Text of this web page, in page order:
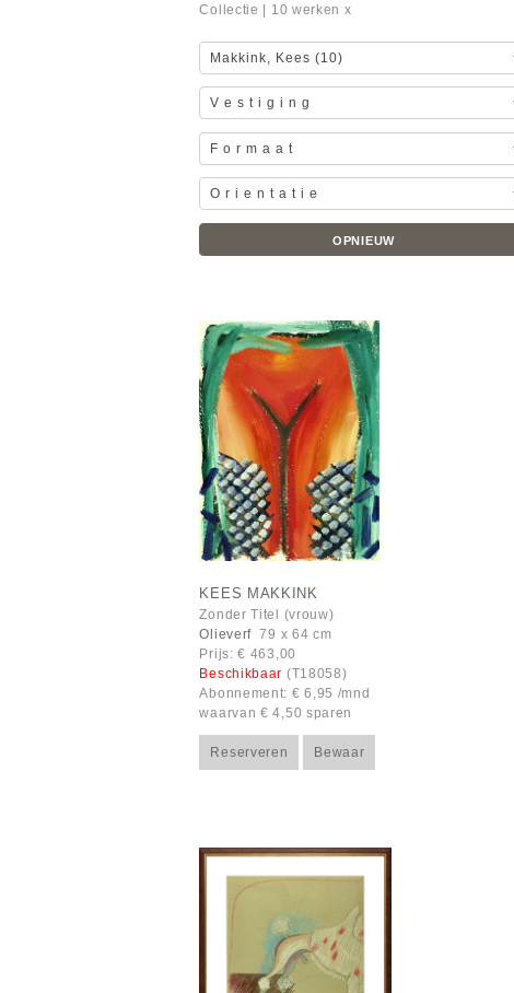
Collectie | 10 werken x
KEES MAKKINK
Zonder Titel (vrouw)
Olieverf 79 x 64 cm
Prijs: € 463,00
Beschikbaar (T18058)
Abonnement: € 6,95 /mnd
waarvan € 4,50 sparen
Reserveren Bewaar